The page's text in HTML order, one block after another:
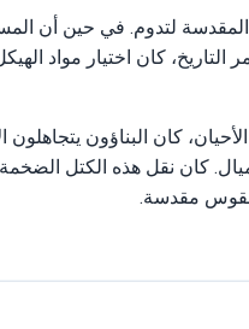
المقدسة لتدوم. في حين أن
التاريخ، كان اختيار مواد
كان البناؤون
كان نقل هذه الكتل
مقدسة.